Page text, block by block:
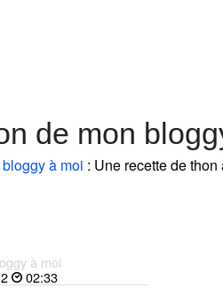
de mon
à moi : Une recette de
à moi
02:33